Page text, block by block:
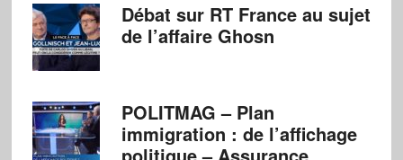
Débat sur RT France au sujet
de l’affaire Ghosn
POLITMAG – Plan
immigration : de l’affichage